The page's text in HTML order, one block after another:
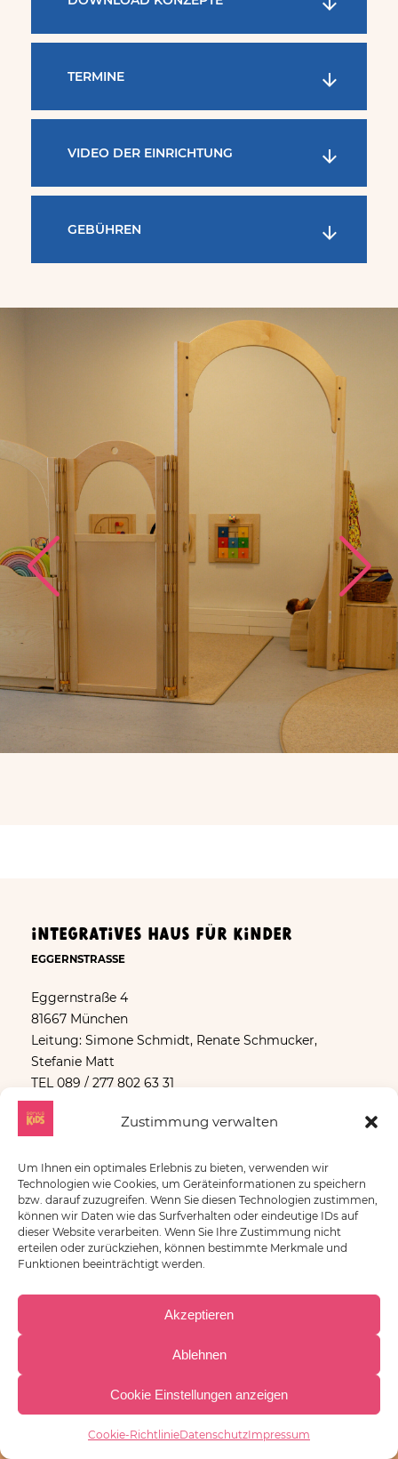
Zustimmung verwalten
Um Ihnen ein optimales Erlebnis zu bieten, verwenden wir
Technologien wie Cookies, um Geräteinformationen zu speichern
bzw. darauf zuzugreifen. Wenn Sie diesen Technologien zustimmen,
können wir Daten wie das Surfverhalten oder eindeutige IDs auf
dieser Website verarbeiten. Wenn Sie Ihre Zustimmung nicht
erteilen oder zurückziehen, können bestimmte Merkmale und
Funktionen beeinträchtigt werden.
Akzeptieren
Ablehnen
Cookie Einstellungen anzeigen
Cookie-RichtlinieDatenschutzImpressum
Jobs
TERMINE
VIDEO DER EINRICHTUNG
GEBÜHREN
INTEGRATIVES Haus für kinder
EGGERNSTRASSE
Eggernstraße 4
81667 München
Leitung: Simone Schmidt, Renate Schmucker,
Stefanie Matt
TEL 089 / 277 802 63 31
MAIL hfk.eggernstrasse@servuskids.de
Montag – Donnerstag: 7:00 – 17:00 Uhr
Freitag: 07:00 – 16:00 Uhr
MEHR DETAILS